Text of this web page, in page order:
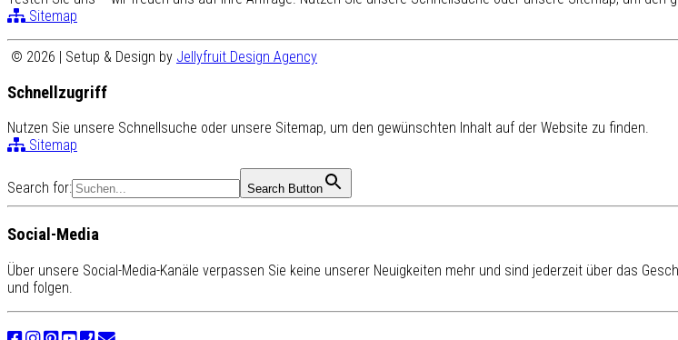
Sitemap
© 2026 | Setup & Design by Jellyfruit Design Agency
Schnellzugriff
Nutzen Sie unsere Schnellsuche oder unsere Sitemap, um den gewünschten Inhalt auf der Website zu finden.
Sitemap
Search for: Search Button
Social-Media
Über unsere Social-Media-Kanäle verpassen Sie keine unserer Neuigkeiten mehr und sind jederzeit über das
und folgen.